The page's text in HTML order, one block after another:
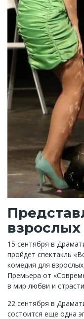
взрослых
15 сентября в
пройдет спектакль
комедия для
Премьера от
в мир любви и
22 сентября в
состоится еще одна